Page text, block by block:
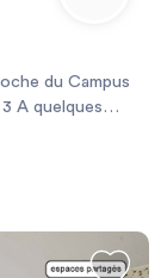
LES +
week-ends et